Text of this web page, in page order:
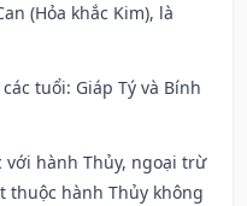
(Hỏa khắc Kim), là
tuổi: Giáp Tý và Bính
với hành Thủy, ngoại trừ
thuộc hành Thủy không